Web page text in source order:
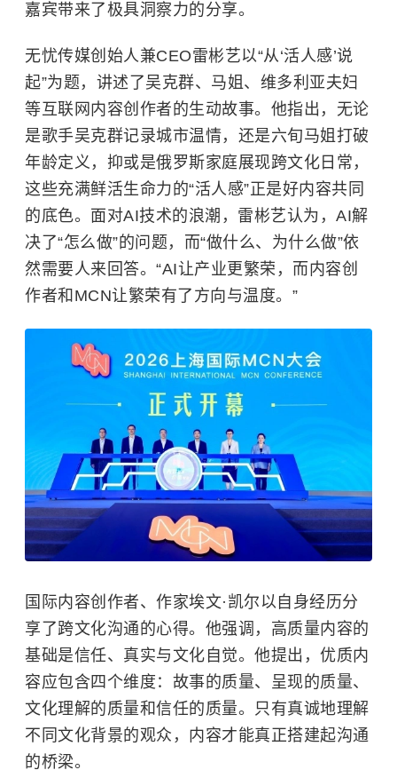
嘉宾带来了极具洞察力的分享。
无忧传媒创始人兼CEO雷彬艺以“从‘活人感’说
起”为题，讲述了吴克群、马姐、维多利亚夫妇
等互联网内容创作者的生动故事。他指出，无论
是歌手吴克群记录城市温情，还是六旬马姐打破
年龄定义，抑或是俄罗斯家庭展现跨文化日常，
这些充满鲜活生命力的“活人感”正是好内容共同
的底色。面对AI技术的浪潮，雷彬艺认为，AI解
决了“怎么做”的问题，而“做什么、为什么做”依
然需要人来回答。“AI让产业更繁荣，而内容创
作者和MCN让繁荣有了方向与温度。”
国际内容创作者、作家埃文·凯尔以自身经历分
享了跨文化沟通的心得。他强调，高质量内容的
基础是信任、真实与文化自觉。他提出，优质内
容应包含四个维度：故事的质量、呈现的质量、
文化理解的质量和信任的质量。只有真诚地理解
不同文化背景的观众，内容才能真正搭建起沟通
的桥梁。